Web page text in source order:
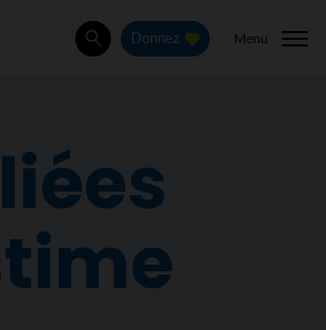
Rechercher
Donnez Menu